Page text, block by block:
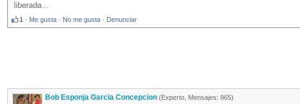
liberada...
1 · Me gusta · No me gusta · Denunciar
Bob Esponja Garcia Concepcion (Experto, Mensajes: 965)